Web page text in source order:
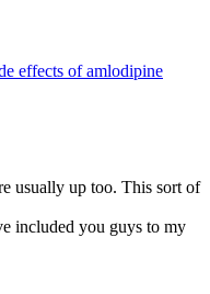
effects of amlodipine
usually up too. This sort of
included you guys to my